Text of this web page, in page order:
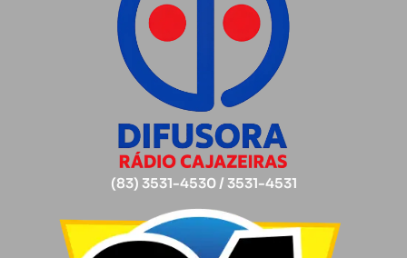
(83) 3531-4530 / 3531-4531